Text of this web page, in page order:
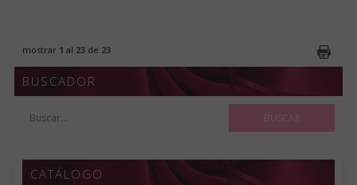
mostrar 1 al 23de 23
BUSCADOR
CATÁLOGO